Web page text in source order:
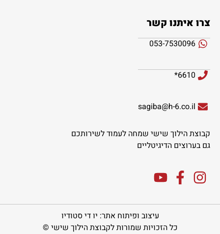
צרו איתנו קשר
053-7530096
6610*
sagiba@h-6.co.il
קבוצת הילוך שישי שמחה לעמוד לשירותכם
גם בערוצים הדיגיטליים
עיצוב ופיתוח אתר: יו די סטודיו
כל הזכויות שמורות לקבוצת הילוך שישי ©